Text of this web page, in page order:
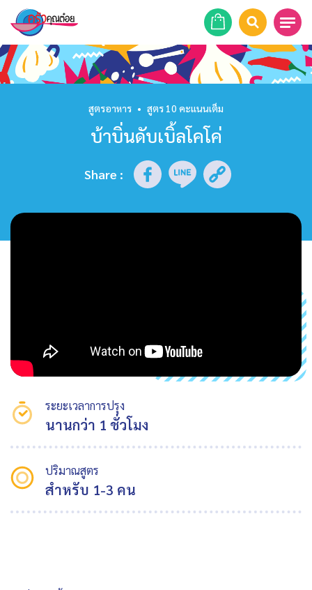
หน้าแรก
รายการย้อนหลัง
สูตรอาหาร • สูตร 10 คะแนนเต็ม
บ้าบิ่นดับเบิ้ลโคโค่
Share :
ระยะเวลาการปรุง
นานกว่า 1 ชั่วโมง
ปริมาณสูตร
สำหรับ 1-3 คน